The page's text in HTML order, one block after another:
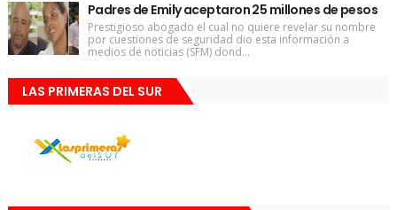
Padres de Emily aceptaron 25 millones de pesos
Prestigioso abogado el cual no quiere revelar su nombre
por cuestiones de seguridad dio esta información a
medios de noticias (SFM) dond...
LAS PRIMERAS DEL SUR